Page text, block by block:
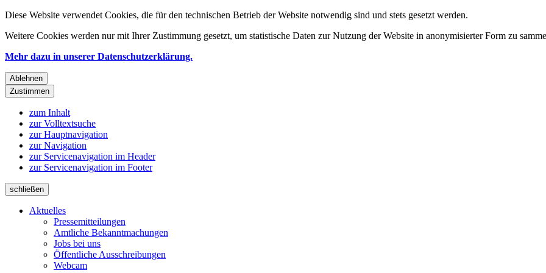
Diese Website verwendet Cookies, die für den technischen Betrieb der Website notwendig sind und stets gesetzt werden.
Weitere Cookies werden nur mit Ihrer Zustimmung gesetzt, um statistische Daten zur Nutzung der Website in anonymisierter Form zu
Mehr dazu in unserer Datenschutzerklärung.
Ablehnen
Zustimmen
zum Inhalt
zur Volltextsuche
zur Hauptnavigation
zur Navigation
zur Servicenavigation im Header
zur Servicenavigation im Footer
schließen
Aktuelles
Pressemitteilungen
Amtliche Bekanntmachungen
Jobs bei uns
Öffentliche Ausschreibungen
Webcam